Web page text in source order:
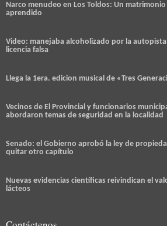
Narco menudeo en Los Toldos: Un
aprendido
Video: manejaba alcoholizado por la
licencia falsa
Llega la 1era. edicion musical de «Tres
Vecinos de El Provincial y funcionarios
abordaron temas de seguridad en la localidad
Senado: el Gobierno aprobó la ley de
quitar otro capítulo
Nuevas evidencias científicas reivindican el
lácteos